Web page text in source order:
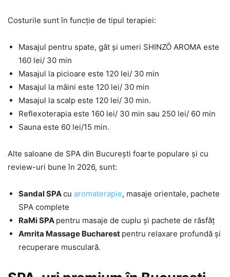
Costurile sunt în funcție de tipul terapiei:
Masajul pentru spate, gât și umeri SHINZŌ AROMA este
160 lei/ 30 min
Masajul la picioare este 120 lei/ 30 min
Masajul la mâini este 120 lei/ 30 min
Masajul la scalp este 120 lei/ 30 min.
Reflexoterapia este 160 lei/ 30 min sau 250 lei/ 60 min
Sauna este 60 lei/15 min.
Alte saloane de SPA din București foarte populare și cu
review-uri bune în 2026, sunt:
Sandal SPAcu aromaterapie, masaje orientale, pachete
SPA complete
RaMi SPA pentru masaje de cuplu și pachete de răsfăț
Amrita Massage Bucharest pentru relaxare profundă și
recuperare musculară.